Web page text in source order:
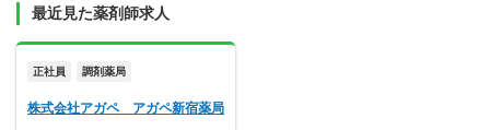
最近見た薬剤師求人
正社員 調剤薬局
株式会社アガペ アガペ新宿薬局